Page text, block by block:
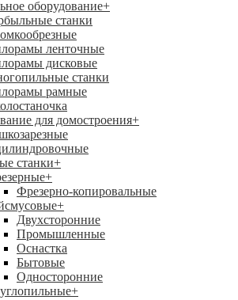
оборудование+
станки
ленточные
дисковые
станки
рамные
для домостроения+
станки+
+
Фрезерно-копировальные
+
Двухсторонние
Промышленные
Оснастка
Бытовые
Односторонние
+